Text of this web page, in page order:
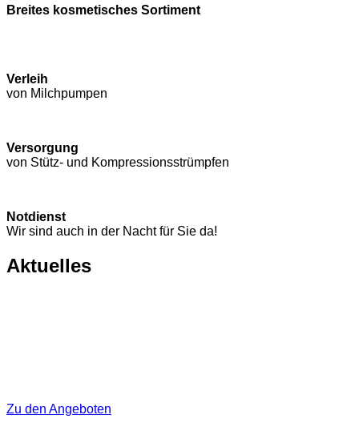
Breites kosmetisches Sortiment
Verleih
von Milchpumpen
Versorgung
von Stütz- und Kompressions­strümpfen
Notdienst
Wir sind auch in der Nacht für Sie da!
Aktuelles
Zu den Angeboten